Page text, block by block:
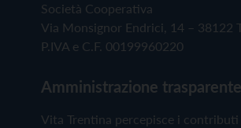
Società Cooperativa
Via Monsignor Endrici, 14 – 38122
P.IVA e C.F. 00199960220
Amministrazione trasparente
Vita Trentina percepisce i